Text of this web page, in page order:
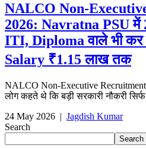
NALCO Non-
2026: Navratna PSU में
ITI, Diploma वाले भी
Salary ₹1.15 लाख तक
NALCO Non-Executive
लोग कहते थे कि बड़ी सरकारी नौकरी सिर्फ
24 May 2026 | Jagdish Kumar
Search
Search